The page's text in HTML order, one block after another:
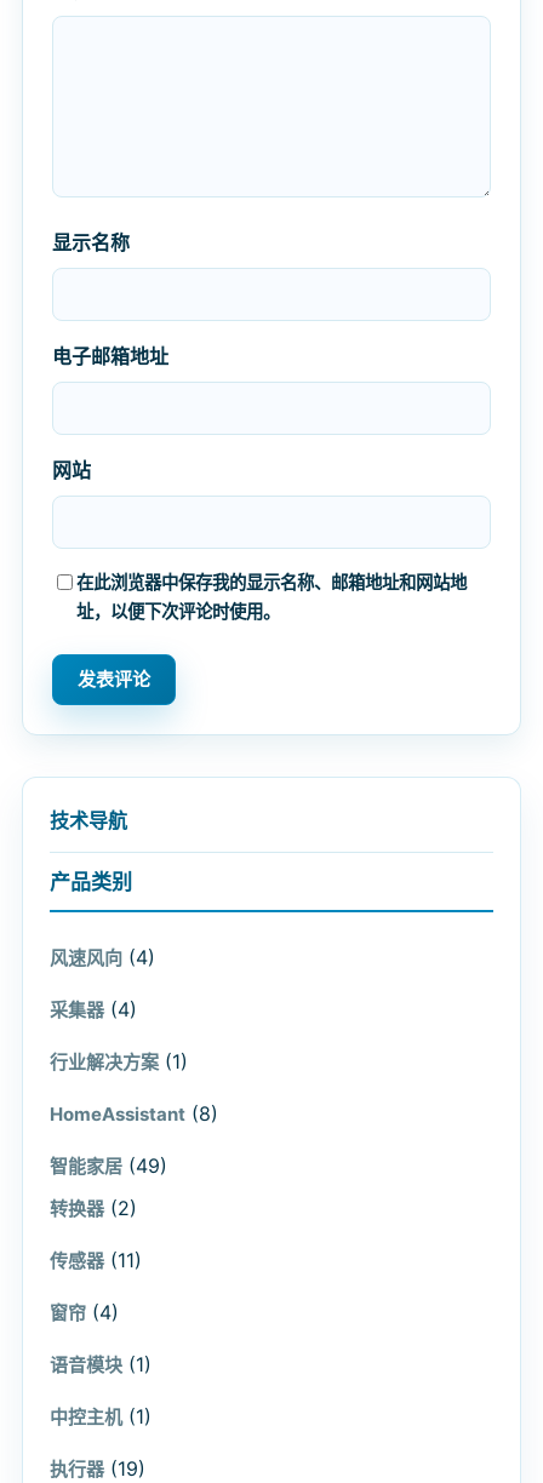
显示名称
电子邮箱地址
网站
在此浏览器中保存我的显示名称、邮箱地址和网站地
址，以便下次评论时使用。
技术导航
产品类别
风速风向 (4)
采集器 (4)
行业解决方案 (1)
HomeAssistant (8)
智能家居 (49)
转换器 (2)
传感器 (11)
窗帘 (4)
语音模块 (1)
中控主机 (1)
执行器 (19)